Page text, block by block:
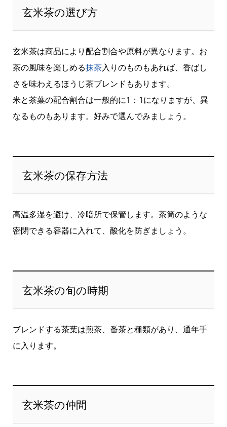
玄米茶の選び方
玄米茶は商品により配合割合や原料が異なります。お
茶の風味を楽しめる抹茶入りのものもあれば、香ばし
さを味わえるほうじ茶ブレンドもあります。
米と茶葉の配合割合は一般的に1：1になりますが、異
なるものもあります。好みで選んでみましょう。
玄米茶の保存方法
高温多湿を避け、冷暗所で保管します。茶筒のような
密閉できる容器に入れて、酸化を防ぎましょう。
玄米茶の旬の時期
ブレンドする茶葉は煎茶、番茶と種類があり、通年手
に入ります。
玄米茶の仲間